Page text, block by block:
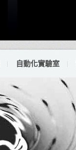
自動化實驗室